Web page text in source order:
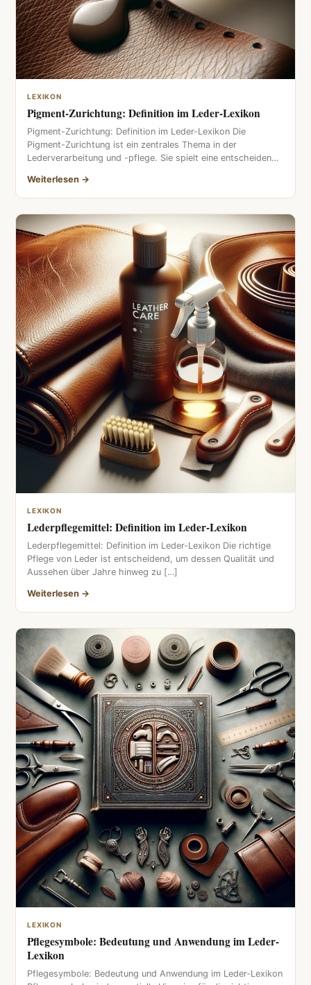
LEXIKON
Pigment-Zurichtung: Definition im Leder-Lexikon
Pigment-Zurichtung: Definition im Leder-Lexikon Die
Pigment-Zurichtung ist ein zentrales Thema in der
Lederverarbeitung und -pflege. Sie spielt eine entscheidende
Weiterlesen →
LEXIKON
Lederpflegemittel: Definition im Leder-Lexikon
Lederpflegemittel: Definition im Leder-Lexikon Die richtige
Pflege von Leder ist entscheidend, um dessen Qualität und
Aussehen über Jahre hinweg zu […]
Weiterlesen →
LEXIKON
Pflegesymbole: Bedeutung und Anwendung im Leder-
Lexikon
Pflegesymbole: Bedeutung und Anwendung im Leder-Lexikon